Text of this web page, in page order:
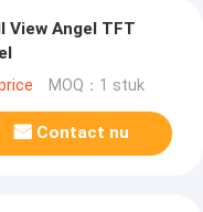
View Angel TFT
MOQ：1 stuk
Contact nu